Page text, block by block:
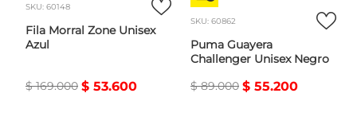
SKU: 60148
Fila Morral Zone Unisex
Azul
$ 169.000 $ 53.600
SKU: 60862
Puma Guayera
Challenger Unisex Negro
$ 89.000 $ 55.200